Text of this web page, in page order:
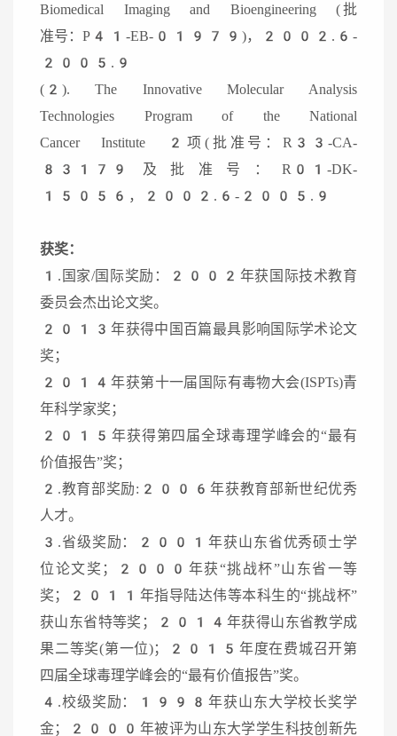
Biomedical Imaging and Bioengineering (批
准号：P41-EB-01979)，2002.6-
2005.9
(2). The Innovative Molecular Analysis
Technologies Program of the National
Cancer Institute 2项(批准号：R33-CA-
83179及批准号：R01-DK-
15056，2002.6-2005.9
获奖：
1.国家/国际奖励：2002年获国际技术教育
委员会杰出论文奖。
2013年获得中国百篇最具影响国际学术论文
奖；
2014年获第十一届国际有毒物大会(ISPTs)青
年科学家奖；
2015年获得第四届全球毒理学峰会的“最有
价值报告”奖；
2.教育部奖励:2006年获教育部新世纪优秀
人才。
3.省级奖励：2001年获山东省优秀硕士学
位论文奖；2000年获“挑战杯”山东省一等
奖；2011年指导陆达伟等本科生的“挑战杯”
获山东省特等奖；2014年获得山东省教学成
果二等奖(第一位)；2015年度在费城召开第
四届全球毒理学峰会的“最有价值报告”奖。
4.校级奖励：1998年获山东大学校长奖学
金；2000年被评为山东大学学生科技创新先